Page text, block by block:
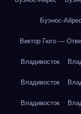
Буэнос-Айрес
Виктор Гюго —
Владивосток
Владивосток
Владивосток